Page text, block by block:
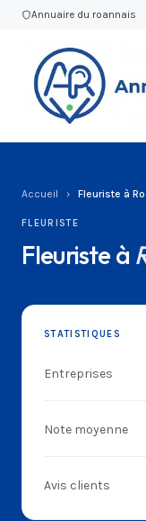
Annuaire du roannais
Accueil › Fleuriste à
FLEURISTE
Fleuriste à
STATISTIQUES
Entreprises
Note moyenne
Avis clients